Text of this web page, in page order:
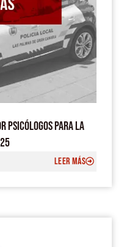
PSICÓLOGOS PARA LA
LEER MÁS